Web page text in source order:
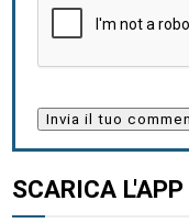
SCARICA